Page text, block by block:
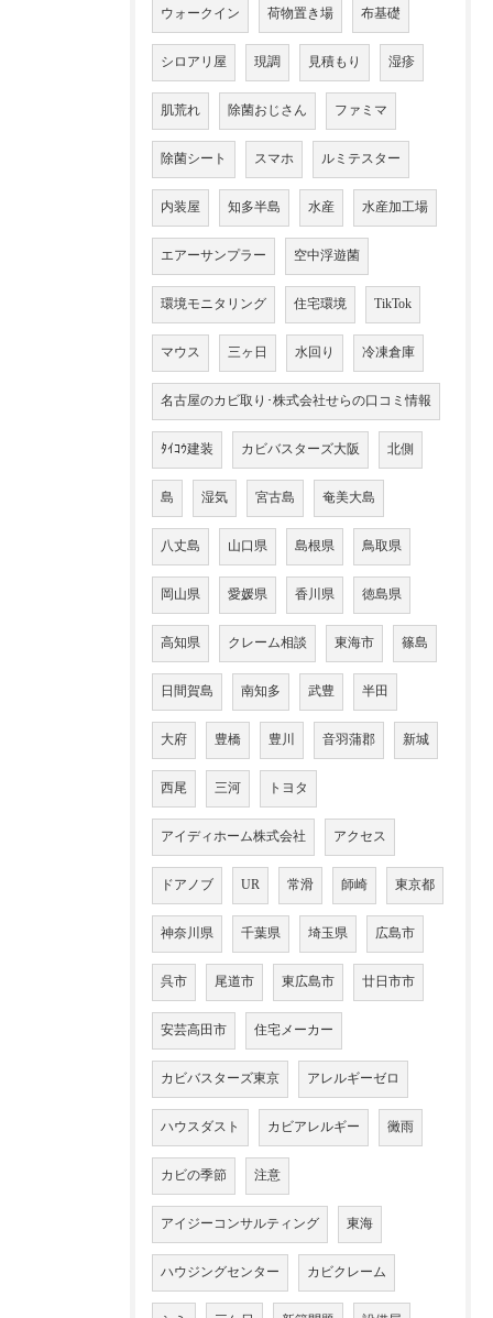
ウォークイン 荷物置き場 布基礎
シロアリ屋 現調 見積もり 湿疹
肌荒れ 除菌おじさん ファミマ
除菌シート スマホ ルミテスター
内装屋 知多半島 水産 水産加工場
エアーサンプラー 空中浮遊菌
環境モニタリング 住宅環境 TikTok
マウス 三ヶ日 水回り 冷凍倉庫
名古屋のカビ取り･株式会社せらの口コミ情報
ﾀｲｺｳ建装 カビバスターズ大阪 北側
島 湿気 宮古島 奄美大島
八丈島 山口県 島根県 鳥取県
岡山県 愛媛県 香川県 徳島県
高知県 クレーム相談 東海市 篠島
日間賀島 南知多 武豊 半田
大府 豊橋 豊川 音羽蒲郡 新城
西尾 三河 トヨタ
アイディホーム株式会社 アクセス
ドアノブ UR 常滑 師崎 東京都
神奈川県 千葉県 埼玉県 広島市
呉市 尾道市 東広島市 廿日市市
安芸高田市 住宅メーカー
カビバスターズ東京 アレルギーゼロ
ハウスダスト カビアレルギー 黴雨
カビの季節 注意
アイジーコンサルティング 東海
ハウジングセンター カビクレーム